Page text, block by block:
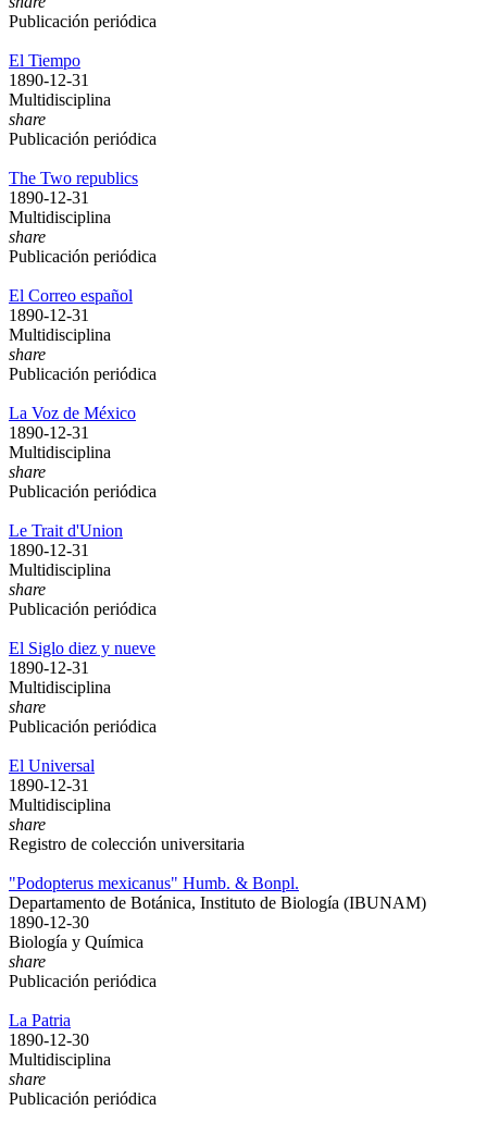
Publicación periódica
El Tiempo
1890-12-31
Multidisciplina
share
Publicación periódica
The Two republics
1890-12-31
Multidisciplina
share
Publicación periódica
El Correo español
1890-12-31
Multidisciplina
share
Publicación periódica
La Voz de México
1890-12-31
Multidisciplina
share
Publicación periódica
Le Trait d'Union
1890-12-31
Multidisciplina
share
Publicación periódica
El Siglo diez y nueve
1890-12-31
Multidisciplina
share
Publicación periódica
El Universal
1890-12-31
Multidisciplina
share
Registro de colección universitaria
"Podopterus mexicanus" Humb. & Bonpl.
Departamento de Botánica, Instituto de Biología (IBUNAM)
1890-12-30
Biología y Química
share
Publicación periódica
La Patria
1890-12-30
Multidisciplina
share
Publicación periódica